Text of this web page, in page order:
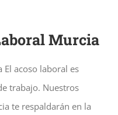
Murcia
El acoso laboral es
trabajo. Nuestros
te respaldarán en la